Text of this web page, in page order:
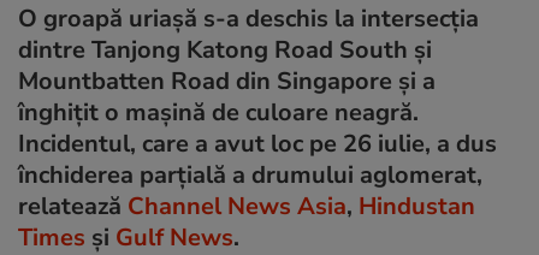
O groapă uriașă s-a deschis la intersecția
dintre Tanjong Katong Road South și
Mountbatten Road din Singapore și a
înghițit o mașină de culoare neagră.
Incidentul, care a avut loc pe 26 iulie, a dus
închiderea parțială a drumului aglomerat,
relatează Channel News Asia, Hindustan
Times și Gulf News.